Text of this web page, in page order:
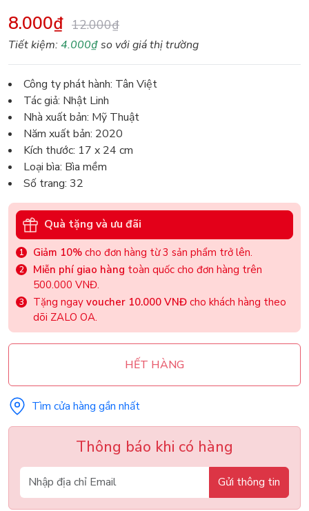
8.000₫ 12.000₫
Tiết kiệm:4.000₫so với giá thị trường
Công ty phát hành: Tân Việt
Tác giả: Nhật Linh
Nhà xuất bản: Mỹ Thuật
Năm xuất bản: 2020
Kích thước: 17 x 24 cm
Loại bìa: Bìa mềm
Số trang: 32
Quà tặng và ưu đãi
Giảm 10% cho đơn hàng từ 3 sản phẩm trở lên.
Miễn phí giao hàng toàn quốc cho đơn hàng trên
500.000 VNĐ.
Tặng ngay voucher 10.000 VNĐ cho khách hàng theo
dõi ZALO OA.
HẾT HÀNG
Tìm cửa hàng gần nhất
Thông báo khi có hàng
Gửi thông tin